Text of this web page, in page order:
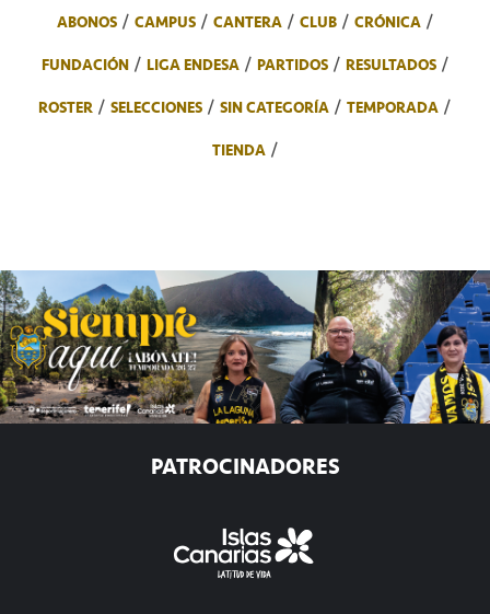
ABONOS CAMPUS CANTERA CLUB
CRÓNICA
FUNDACIÓN
LIGA ENDESA PARTIDOS
RESULTADOS
ROSTER
SELECCIONES SIN CATEGORÍA
TEMPORADA
TIENDA
PATROCINADORES